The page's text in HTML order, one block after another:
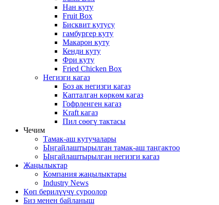
Нан куту
Fruit Box
Бисквит кутусу
гамбургер куту
Макарон куту
Кенди куту
Фри куту
Fried Chicken Box
Негизги кагаз
Боз ак негизги кагаз
Капталган көркөм кагаз
Гофрленген кагаз
Kraft кагаз
Пил сөөгү тактасы
Чечим
Тамак-аш кутучалары
Ыңгайлаштырылган тамак-аш таңгактоо
Ыңгайлаштырылган негизги кагаз
Жаңылыктар
Компания жаңылыктары
Industry News
Көп берилүүчү суроолор
Биз менен байланыш